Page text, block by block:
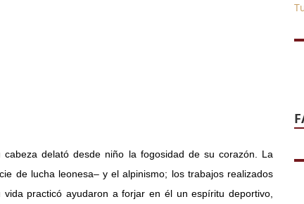
delató desde niño la fogosidad de su corazón. La
de lucha leonesa– y el alpinismo; los trabajos realizados
practicó ayudaron a forjar en él un espíritu deportivo,